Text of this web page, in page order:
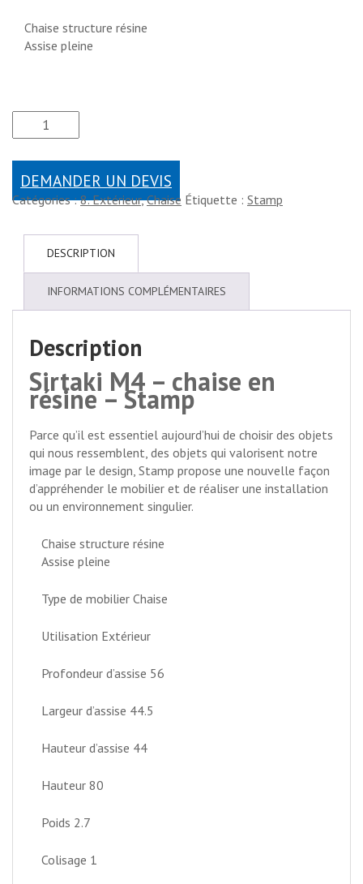
Chaise structure résine
Assise pleine
DEMANDER UN DEVIS
Catégories :8. Extérieur,Chaise Étiquette : Stamp
DESCRIPTION
INFORMATIONS COMPLÉMENTAIRES
Description
Sirtaki M4 – chaise en
résine – Stamp
Parce qu’il est essentiel aujourd’hui de choisir des objets
qui nous ressemblent, des objets qui valorisent notre
image par le design, Stamp propose une nouvelle façon
d’appréhender le mobilier et de réaliser une installation
ou un environnement singulier.
Chaise structure résine
Assise pleine
Type de mobilier Chaise
Utilisation Extérieur
Profondeur d’assise 56
Largeur d’assise 44.5
Hauteur d’assise 44
Hauteur 80
Poids 2.7
Colisage 1